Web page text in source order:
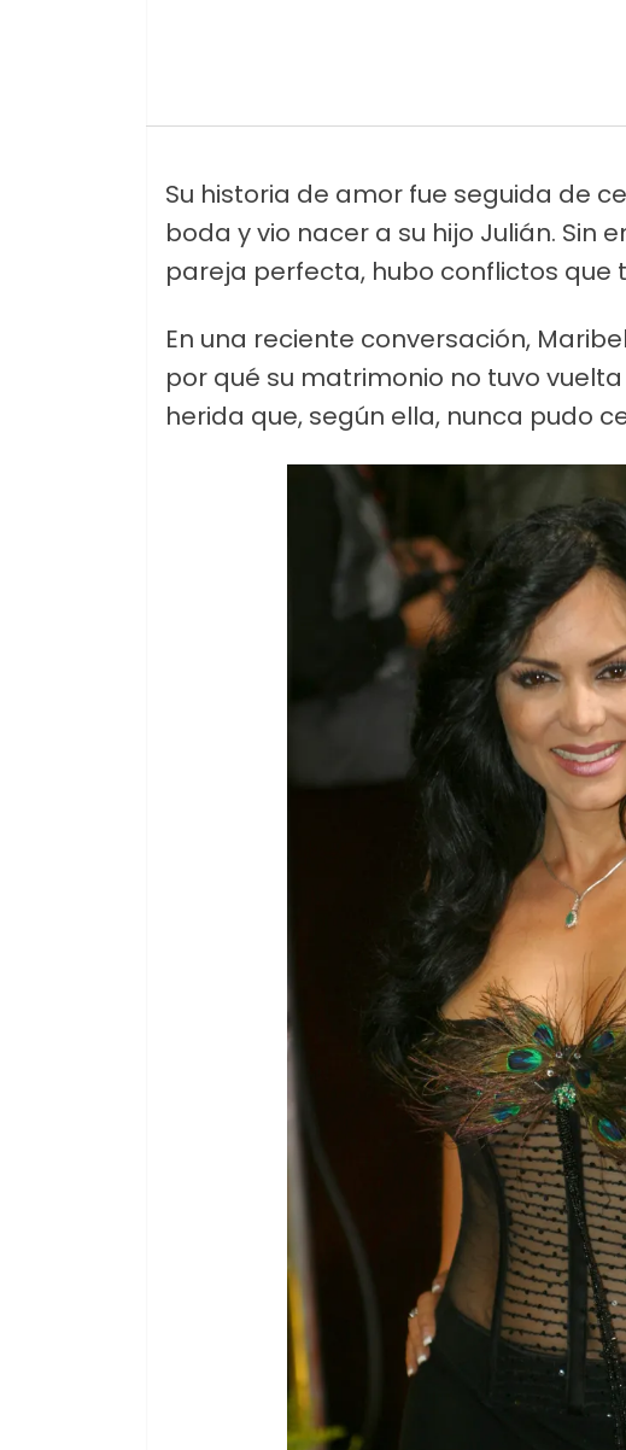
Su historia de amor fue seguida de
boda y vio nacer a su hijo Julián.
pareja perfecta, hubo conflictos
En una reciente conversación,
por qué su matrimonio no tuvo
herida que, según ella, nunca pudo